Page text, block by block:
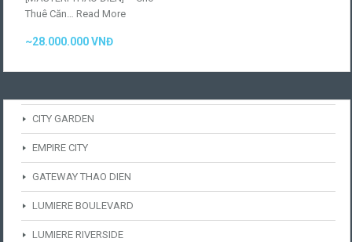
Thuê Căn… Read More
~28.000.000 VNĐ
CITY GARDEN
EMPIRE CITY
GATEWAY THAO DIEN
LUMIERE BOULEVARD
LUMIERE RIVERSIDE